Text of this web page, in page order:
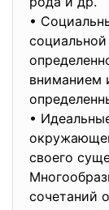
•
вниманием
•
своего
сочетаний